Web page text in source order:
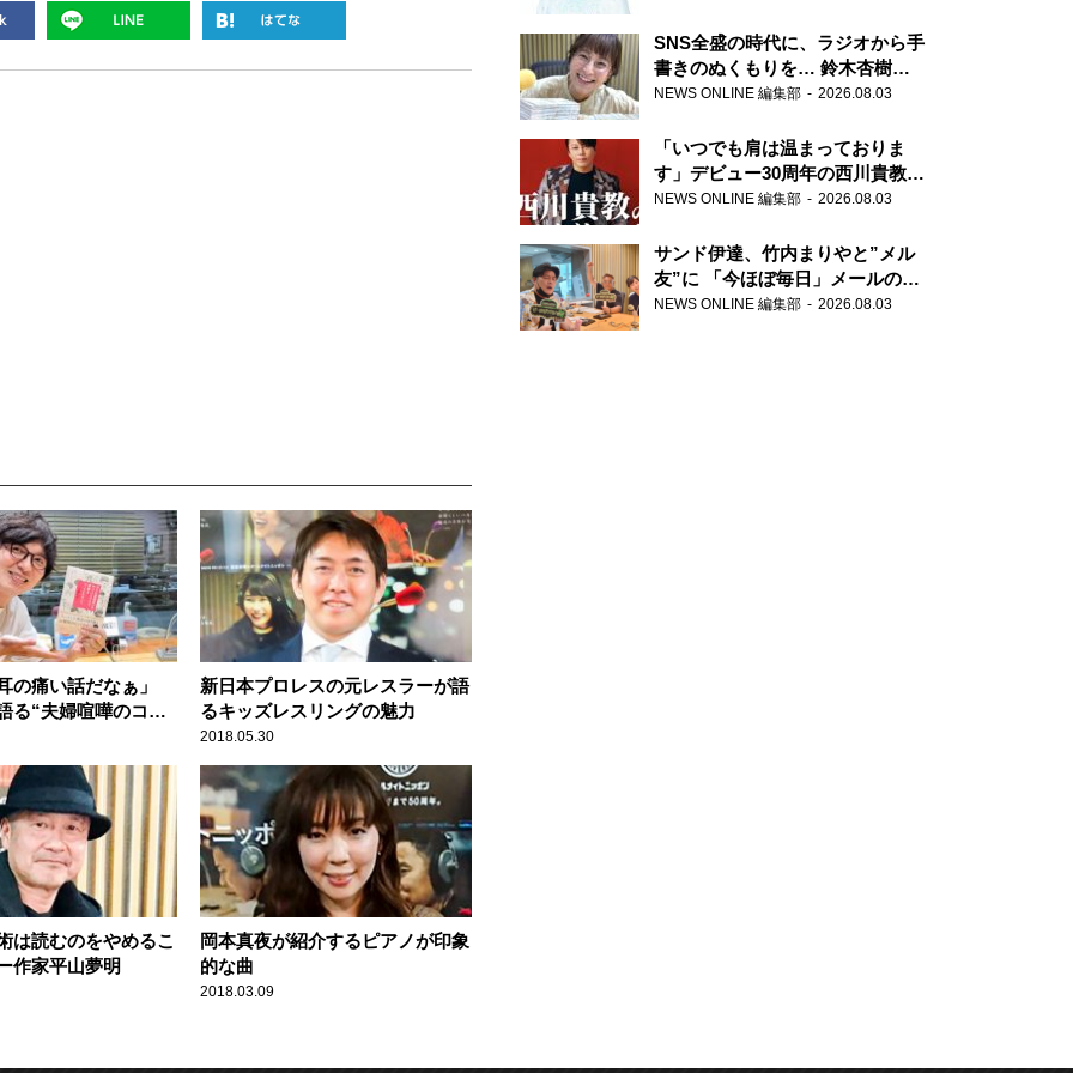
の痛い話だなぁ」
る“夫婦喧嘩のコ
新日本プロレスの元レスラーが語
るキッズレスリングの魅力
2018.05.30
は読むのをやめるこ
家平山夢明
岡本真夜が紹介するピアノが印象
的な曲
2018.03.09
SNS全盛の時代に、ラジオから手
書きのぬくもりを… 鈴木杏樹の
直筆はがきが届く！
郵便局
NEWS ONLINE 編集部 2026.08.03
「いつでも肩は温まっておりま
す」デビュー30周年の西川貴教が
『オールナイトニッポン』に登
NEWS ONLINE 編集部 2026.08.03
サンド伊達、竹内まりやと”メル
友”に 「今ほぼ毎日」メールのや
り取り明かす
NEWS ONLINE 編集部 2026.08.03